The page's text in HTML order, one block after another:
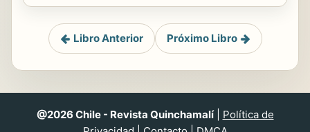
Libro Anterior Próximo Libro
@2026 Chile - Revista Quinchamalí| Política de